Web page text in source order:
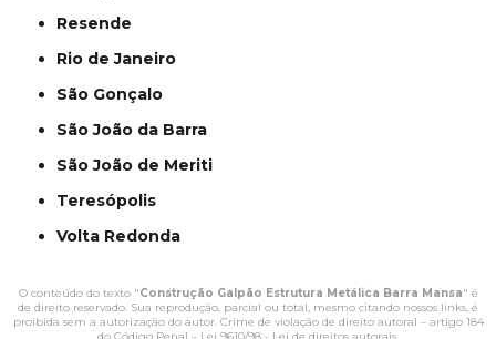
Resende
Rio de Janeiro
São Gonçalo
São João da Barra
São João de Meriti
Teresópolis
Volta Redonda
O conteúdo do texto "Construção Galpão Estrutura Metálica Barra Mansa" é
de direito reservado. Sua reprodução, parcial ou total, mesmo citando nossos links, é
proibida sem a autorização do autor. Crime de violação de direito autoral – artigo 184